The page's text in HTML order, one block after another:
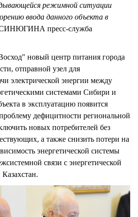
режимной ситуации
ввода данного объекта в
пресс-служба
новый центр питания города
отправной узел для
электрической энергии между
системами Сибири и
в эксплуатацию появится
дефицитности региональной
новых потребителей без
а также снизить потери на
энергетической системы
связи с энергетической